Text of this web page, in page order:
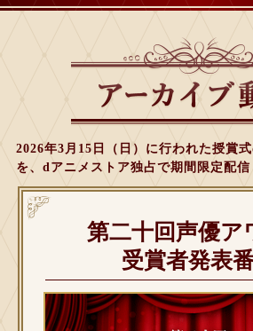
2026年3月15日（日）に行われた授賞
を、 dアニメストア独占で期間限定配信
第二十回声優ア
受賞者発表